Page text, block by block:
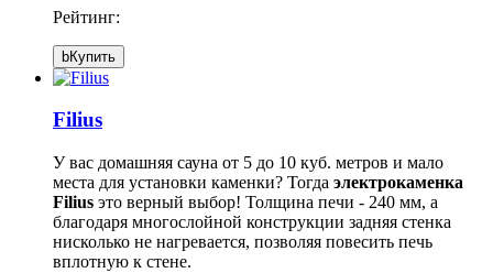
Рейтинг:
bКупить
Filius
У вас домашняя сауна от 5 до 10 куб. метров и мало
места для установки каменки? Тогда электрокаменка
Filius это верный выбор! Толщина печи - 240 мм, а
благодаря многослойной конструкции задняя стенка
нисколько не нагревается, позволяя повесить печь
вплотную к стене.